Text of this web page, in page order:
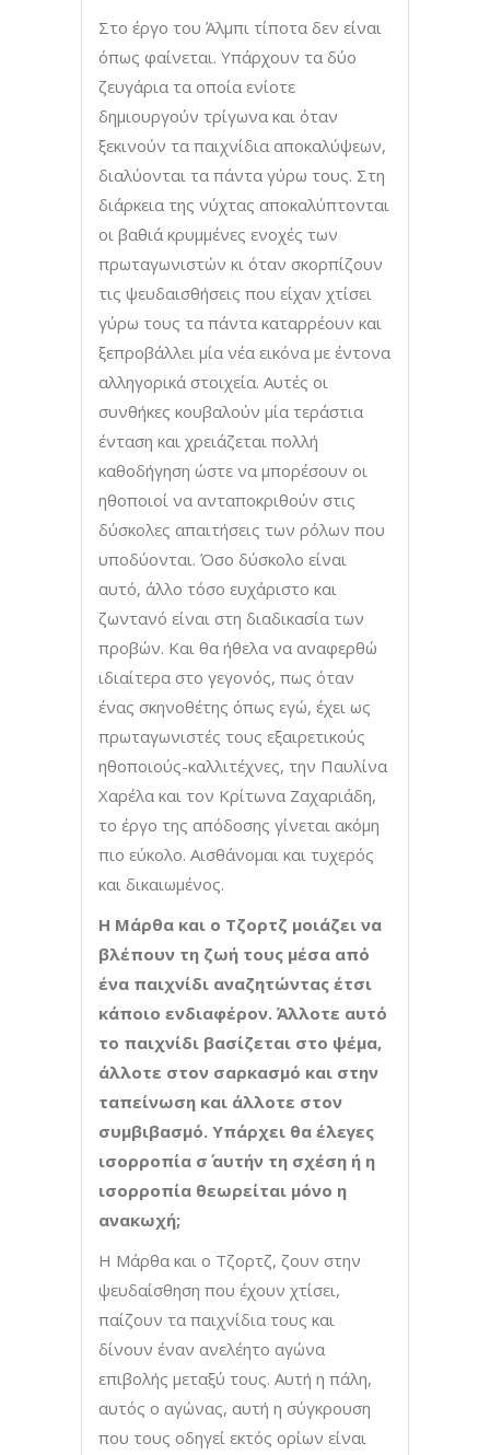
Στο έργο του Άλμπι τίποτα δεν είναι
όπως φαίνεται. Υπάρχουν τα δύο
ζευγάρια τα οποία ενίοτε
δημιουργούν τρίγωνα και όταν
ξεκινούν τα παιχνίδια αποκαλύψεων,
διαλύονται τα πάντα γύρω τους. Στη
διάρκεια της νύχτας αποκαλύπτονται
οι βαθιά κρυμμένες ενοχές των
πρωταγωνιστών κι όταν σκορπίζουν
τις ψευδαισθήσεις που είχαν χτίσει
γύρω τους τα πάντα καταρρέουν και
ξεπροβάλλει μία νέα εικόνα με έντονα
αλληγορικά στοιχεία. Αυτές οι
συνθήκες κουβαλούν μία τεράστια
ένταση και χρειάζεται πολλή
καθοδήγηση ώστε να μπορέσουν οι
ηθοποιοί να ανταποκριθούν στις
δύσκολες απαιτήσεις των ρόλων που
υποδύονται. Όσο δύσκολο είναι
αυτό, άλλο τόσο ευχάριστο και
ζωντανό είναι στη διαδικασία των
προβών. Και θα ήθελα να αναφερθώ
ιδιαίτερα στο γεγονός, πως όταν
ένας σκηνοθέτης όπως εγώ, έχει ως
πρωταγωνιστές τους εξαιρετικούς
ηθοποιούς-καλλιτέχνες, την Παυλίνα
Χαρέλα και τον Κρίτωνα Ζαχαριάδη,
το έργο της απόδοσης γίνεται ακόμη
πιο εύκολο. Αισθάνομαι και τυχερός
και δικαιωμένος.
Η Μάρθα και ο Τζορτζ μοιάζει να
βλέπουν τη ζωή τους μέσα από
ένα παιχνίδι αναζητώντας έτσι
κάποιο ενδιαφέρον. Άλλοτε αυτό
το παιχνίδι βασίζεται στο ψέμα,
άλλοτε στον σαρκασμό και στην
ταπείνωση και άλλοτε στον
συμβιβασμό. Υπάρχει θα έλεγες
ισορροπία σ΄ αυτήν τη σχέση ή η
ισορροπία θεωρείται μόνο η
ανακωχή;
Η Μάρθα και ο Τζορτζ, ζουν στην
ψευδαίσθηση που έχουν χτίσει,
παίζουν τα παιχνίδια τους και
δίνουν έναν ανελέητο αγώνα
επιβολής μεταξύ τους. Αυτή η πάλη,
αυτός ο αγώνας, αυτή η σύγκρουση
που τους οδηγεί εκτός ορίων είναι